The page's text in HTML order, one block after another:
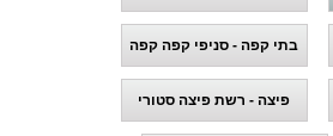
בתי קפה - סניפי קפה קפה
פיצה - רשת פיצה סטורי